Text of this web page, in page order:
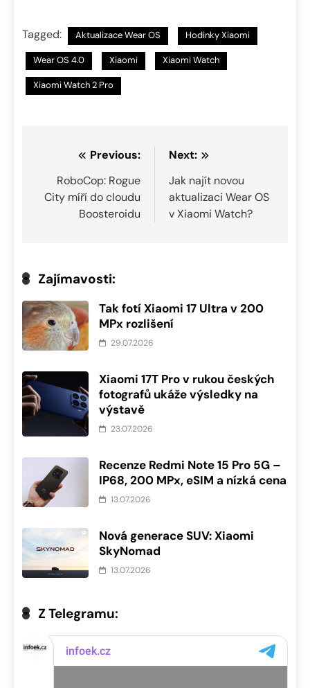
Tagged: Aktualizace Wear OS Hodinky Xiaomi
Wear OS 4.0 Xiaomi Xiaomi Watch
Xiaomi Watch 2 Pro
Navigace
pro
příspěvek
Previous:
RoboCop: Rogue
City míří do cloudu
Boosteroidu
Next:
Jak najít novou
aktualizaci Wear OS
v Xiaomi Watch?
Zajímavosti:
Tak fotí Xiaomi 17 Ultra v 200
MPx rozlišení
29.07.2026
Xiaomi 17T Pro v rukou českých
fotografů ukáže výsledky na
výstavě
23.07.2026
Recenze Redmi Note 15 Pro 5G –
IP68, 200 MPx, eSIM a nízká cena
13.07.2026
Nová generace SUV: Xiaomi
SkyNomad
13.07.2026
Z Telegramu: